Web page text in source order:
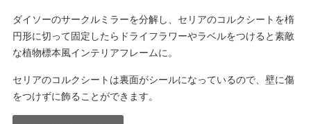
ダイソーのサークルミラーを分解し、セリアのコルクシートを楕
円形に切って固定したらドライフラワーやラベルをつけると素敵
な植物標本風インテリアフレームに。
セリアのコルクシートは裏面がシールになっているので、壁に傷
をつけずに飾ることができます。